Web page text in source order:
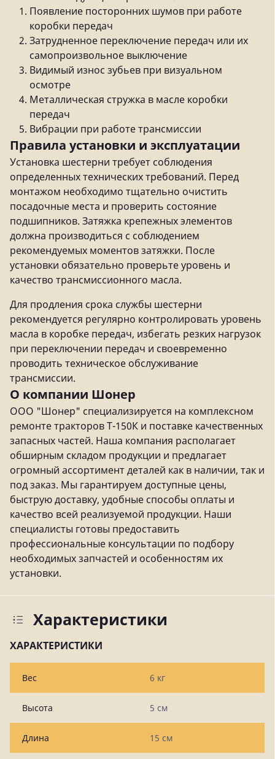
Появление посторонних шумов при работе
коробки передач
Затрудненное переключение передач или их
самопроизвольное выключение
Видимый износ зубьев при визуальном
осмотре
Металлическая стружка в масле коробки
передач
Вибрации при работе трансмиссии
Правила установки и эксплуатации
Установка шестерни требует соблюдения
определенных технических требований. Перед
монтажом необходимо тщательно очистить
посадочные места и проверить состояние
подшипников. Затяжка крепежных элементов
должна производиться с соблюдением
рекомендуемых моментов затяжки. После
установки обязательно проверьте уровень и
качество трансмиссионного масла.
Для продления срока службы шестерни
рекомендуется регулярно контролировать уровень
масла в коробке передач, избегать резких нагрузок
при переключении передач и своевременно
проводить техническое обслуживание
трансмиссии.
О компании Шонер
ООО "Шонер" специализируется на комплексном
ремонте тракторов Т-150К и поставке качественных
запасных частей. Наша компания располагает
обширным складом продукции и предлагает
огромный ассортимент деталей как в наличии, так и
под заказ. Мы гарантируем доступные цены,
быструю доставку, удобные способы оплаты и
качество всей реализуемой продукции. Наши
специалисты готовы предоставить
профессиональные консультации по подбору
необходимых запчастей и особенностям их
установки.
Характеристики
ХАРАКТЕРИСТИКИ
Вес 6 кг
Высота 5 см
Длина 15 см